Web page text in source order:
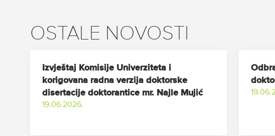
OSTALE NOVOSTI
Izvještaj Komisije Univerziteta i
korigovana radna verzija doktorske
disertacije doktorantice mr. Najle Mujić
19.06.2026.